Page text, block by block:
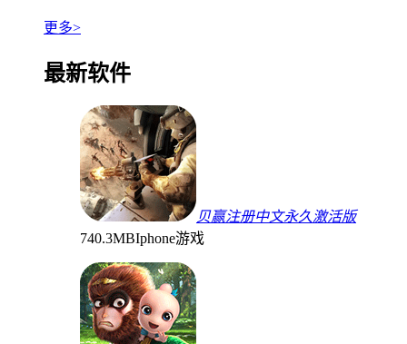
更多>
最新软件
贝赢注册中文永久激活版
740.3MBIphone游戏